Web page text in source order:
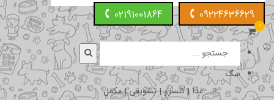
09224636629
02191001864
0
سگ
غذا | کنسرو | تشویقی | مکمل